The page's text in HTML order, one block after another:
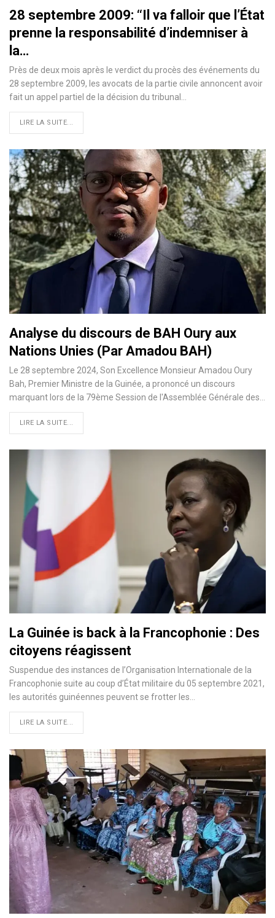
28 septembre 2009: ‘‘Il va falloir que l’État
prenne la responsabilité d’indemniser à
la…
Près de deux mois après le verdict du procès des événements du
28 septembre 2009, les avocats de la partie civile annoncent avoir
fait un appel partiel de la décision du tribunal…
LIRE LA SUITE...
Analyse du discours de BAH Oury aux
Nations Unies (Par Amadou BAH)
Le 28 septembre 2024, Son Excellence Monsieur Amadou Oury
Bah, Premier Ministre de la Guinée, a prononcé un discours
marquant lors de la 79ème Session de l'Assemblée Générale des…
LIRE LA SUITE...
La Guinée is back à la Francophonie : Des
citoyens réagissent
Suspendue des instances de l’Organisation Internationale de la
Francophonie suite au coup d’État militaire du 05 septembre 2021,
les autorités guinéennes peuvent se frotter les…
LIRE LA SUITE...